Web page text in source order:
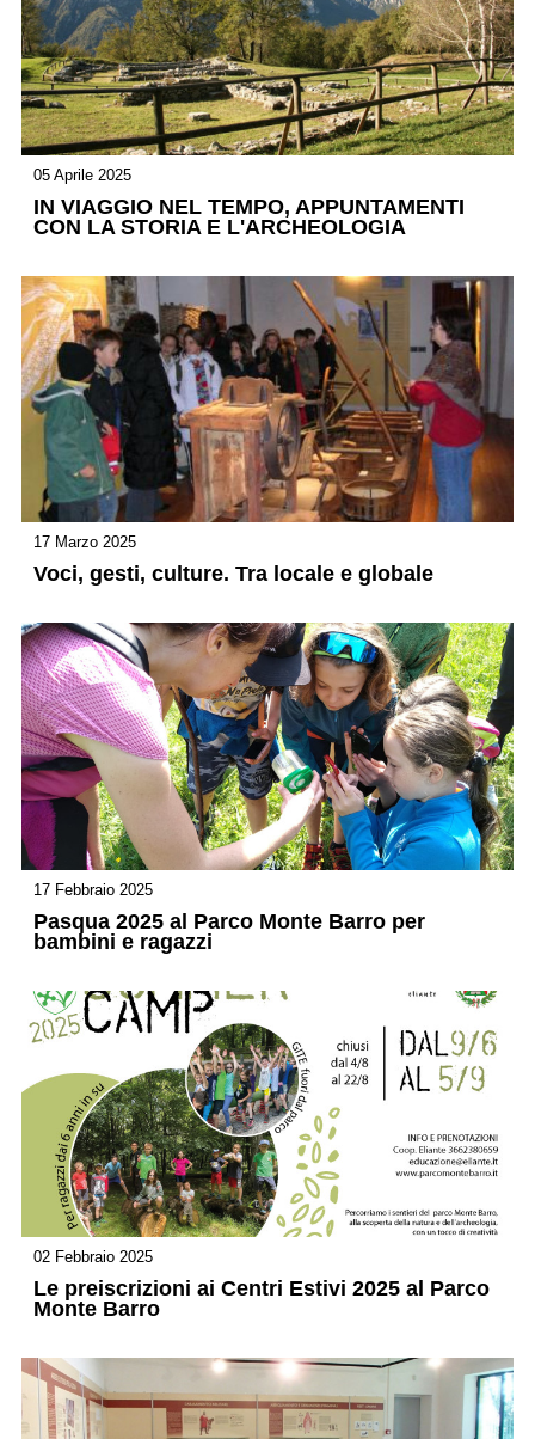
05 Aprile 2025
IN VIAGGIO NEL TEMPO, APPUNTAMENTI
CON LA STORIA E L'ARCHEOLOGIA
17 Marzo 2025
Voci, gesti, culture. Tra locale e globale
17 Febbraio 2025
Pasqua 2025 al Parco Monte Barro per
bambini e ragazzi
02 Febbraio 2025
Le preiscrizioni ai Centri Estivi 2025 al Parco
Monte Barro